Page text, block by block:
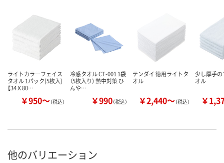
ライトカラーフェイス
タオル 1パック(5枚入)
【34Ｘ80…
￥950～（税込）
冷感タオル CT-001 1袋
（5枚入り） 熱中対策 ひ
んや…
￥990（税込）
テンダイ 徳用ライトタ
オル
￥2,440～（税込）
少し厚手
オル
￥
他のバリエーション